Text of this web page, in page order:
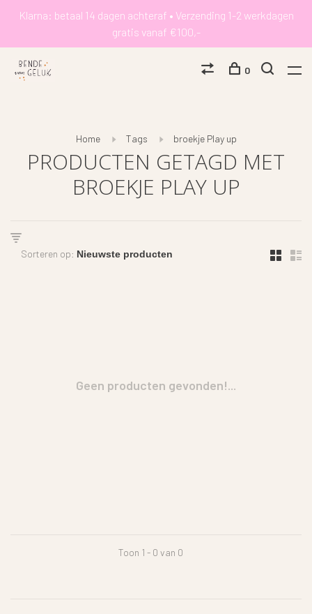
Klarna: betaal 14 dagen achteraf • Verzending 1-2 werkdagen
gratis vanaf €100,-
0
Home Tags broekje Play up
PRODUCTEN GETAGD MET
BROEKJE PLAY UP
Sorteren op:
Geen producten gevonden!...
Toon 1 - 0 van 0